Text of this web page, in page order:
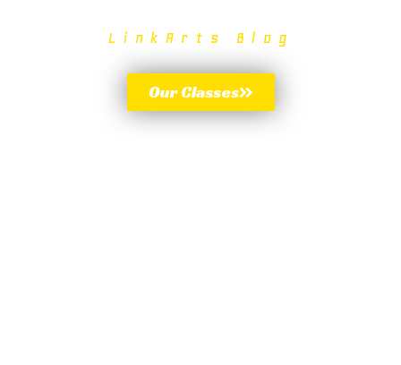
LinkArts Blog
Our Classes